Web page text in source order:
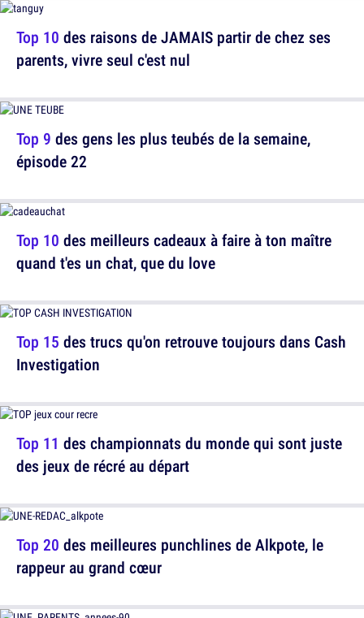
Top 9 des gens les plus teubés de la semaine,
épisode 22
Top 15 des trucs qu'on retrouve toujours dans Cash
Investigation
Top 20 des meilleures punchlines de Alkpote, le
rappeur au grand cœur
Top 10 des raisons de JAMAIS partir de chez ses
parents, vivre seul c'est nul
Top 10 des meilleurs cadeaux à faire à ton maître
quand t'es un chat, que du love
Top 11 des championnats du monde qui sont juste
des jeux de récré au départ